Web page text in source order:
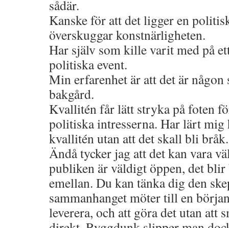
sådär.
Kanske för att det ligger en
överskuggar konstnärligheten.
Har själv som kille varit med på
politiska event.
Min erfarenhet är att det är någon
bakgård.
Kvallitén får lätt stryka på foten
politiska intresserna. Har lärt mig
kvallitén utan att det skall bli bråk.
Ändå tycker jag att det kan vara
publiken är väldigt öppen, det
emellan. Du kan tänka dig den
sammanhanget möter till en
leverera, och att göra det utan att